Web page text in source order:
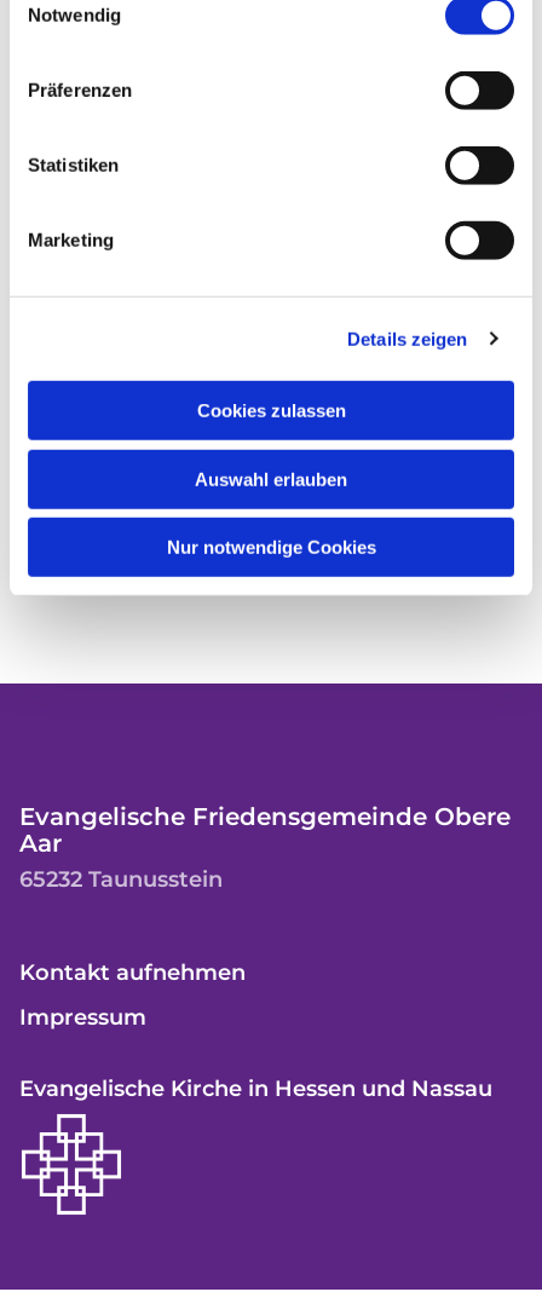
Notwendig
Präferenzen
Statistiken
Marketing
Details zeigen
Cookies zulassen
Auswahl erlauben
Nur notwendige Cookies
Evangelische Friedensgemeinde Obere
Aar
65232 Taunusstein
Kontakt aufnehmen
Impressum
Evangelische Kirche in Hessen und Nassau